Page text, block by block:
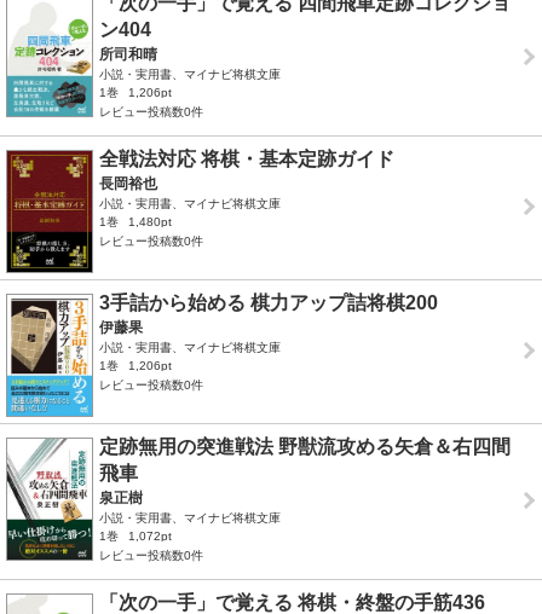
ン404
所司和晴
小説・実用書、マイナビ将棋文庫
1巻
1,206pt
レビュー投稿数0件
全戦法対応 将棋・基本定跡ガイド
長岡裕也
小説・実用書、マイナビ将棋文庫
1巻
1,480pt
レビュー投稿数0件
3手詰から始める 棋力アップ詰将棋200
伊藤果
小説・実用書、マイナビ将棋文庫
1巻
1,206pt
レビュー投稿数0件
定跡無用の突進戦法 野獣流攻める矢倉＆右四間
飛車
泉正樹
小説・実用書、マイナビ将棋文庫
1巻
1,072pt
レビュー投稿数0件
「次の一手」で覚える 将棋・終盤の手筋436